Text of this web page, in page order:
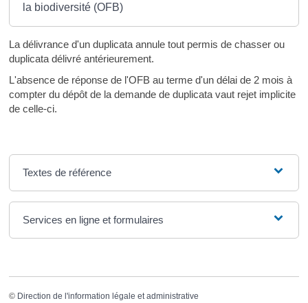
la biodiversité (OFB)
La délivrance d'un duplicata annule tout permis de chasser ou
duplicata délivré antérieurement.
L'absence de réponse de l'OFB au terme d'un délai de 2 mois à
compter du dépôt de la demande de duplicata vaut rejet implicite
de celle-ci.
Textes de référence
Services en ligne et formulaires
© Direction de l'information légale et administrative